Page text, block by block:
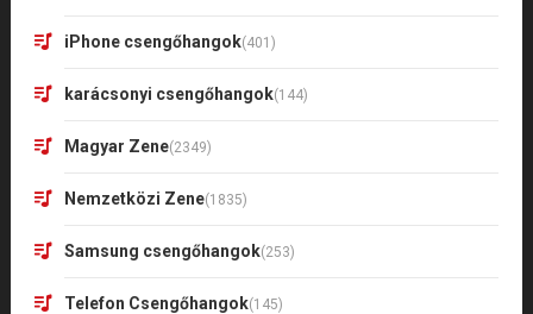
iPhone csengőhangok(401)
karácsonyi csengőhangok(144)
Magyar Zene(2349)
Nemzetközi Zene(1835)
Samsung csengőhangok(253)
Telefon Csengőhangok(145)